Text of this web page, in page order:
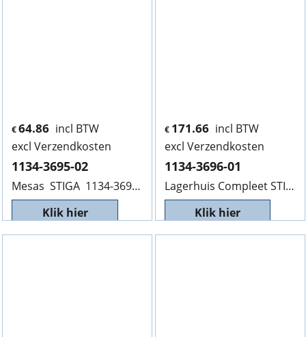
€ 64.86 incl BTW
excl Verzendkosten
1134-3695-02
Mesas STIGA 1134-3695-02 Lengte 1650mm, V.R. L12
Klik hier
€ 171.66 incl BTW
excl Verzendkosten
1134-3696-01
Lagerhuis Compleet STIGA PARK 1134-3696-01,
Klik hier